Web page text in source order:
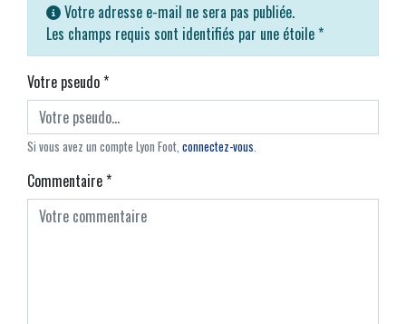
Votre adresse e-mail ne sera pas publiée.
Les champs requis sont identifiés par une étoile *
Votre pseudo*
Si vous avez un compte Lyon Foot, connectez-vous.
Commentaire*